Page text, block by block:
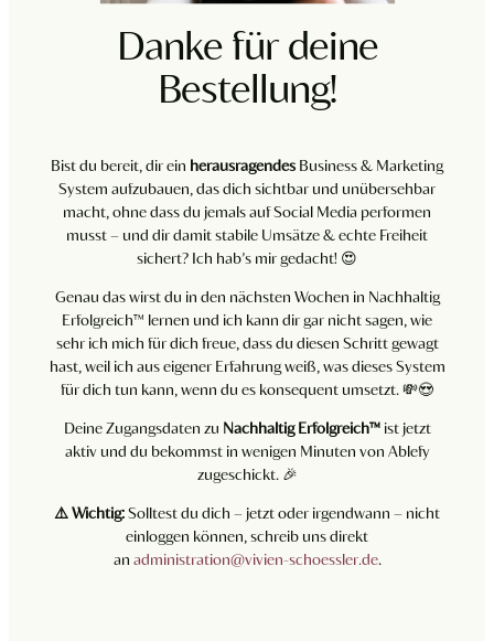
Danke für deine
Bestellung!
Bist du bereit, dir ein herausragendes Business & Marketing
System aufzubauen, das dich sichtbar und unübersehbar
macht, ohne dass du jemals auf Social Media performen
musst – und dir damit stabile Umsätze & echte Freiheit
sichert? Ich hab’s mir gedacht! 😍
Genau das wirst du in den nächsten Wochen in Nachhaltig
Erfolgreich™ lernen und ich kann dir gar nicht sagen, wie
sehr ich mich für dich freue, dass du diesen Schritt gewagt
hast, weil ich aus eigener Erfahrung weiß, was dieses System
für dich tun kann, wenn du es konsequent umsetzt. 💸😍
Deine Zugangsdaten zu Nachhaltig Erfolgreich™ist jetzt
aktiv und du bekommst in wenigen Minuten von Ablefy
zugeschickt. 🎉
⚠️ Wichtig:Solltest du dich – jetzt oder irgendwann – nicht
einloggen können, schreib uns direkt
an administration@vivien-schoessler.de.